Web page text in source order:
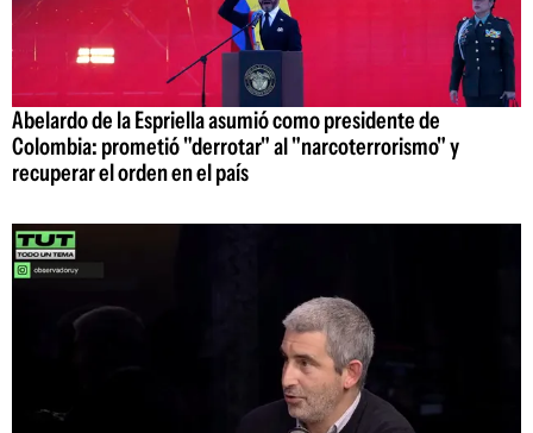
Abelardo de la Espriella asumió como presidente de
Colombia: prometió "derrotar" al "narcoterrorismo" y
recuperar el orden en el país